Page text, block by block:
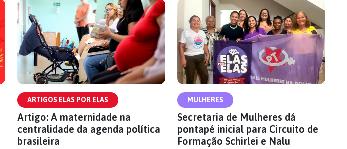
ARTIGOS ELAS POR ELAS
Artigo: A maternidade na
centralidade da agenda política
brasileira
MULHERES
Secretaria de Mulheres dá
pontapé inicial para Circuito de
Formação Schirlei e Nalu